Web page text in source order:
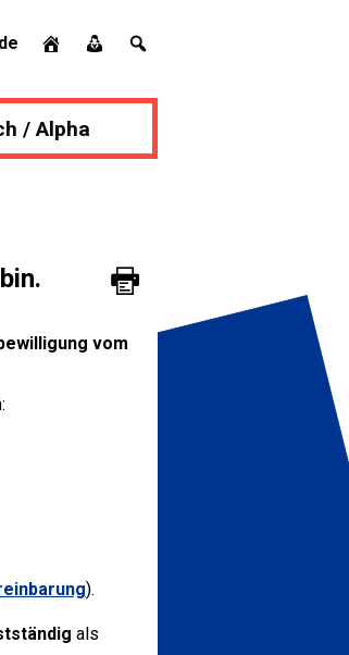
de
/ Alpha
vom
).
als